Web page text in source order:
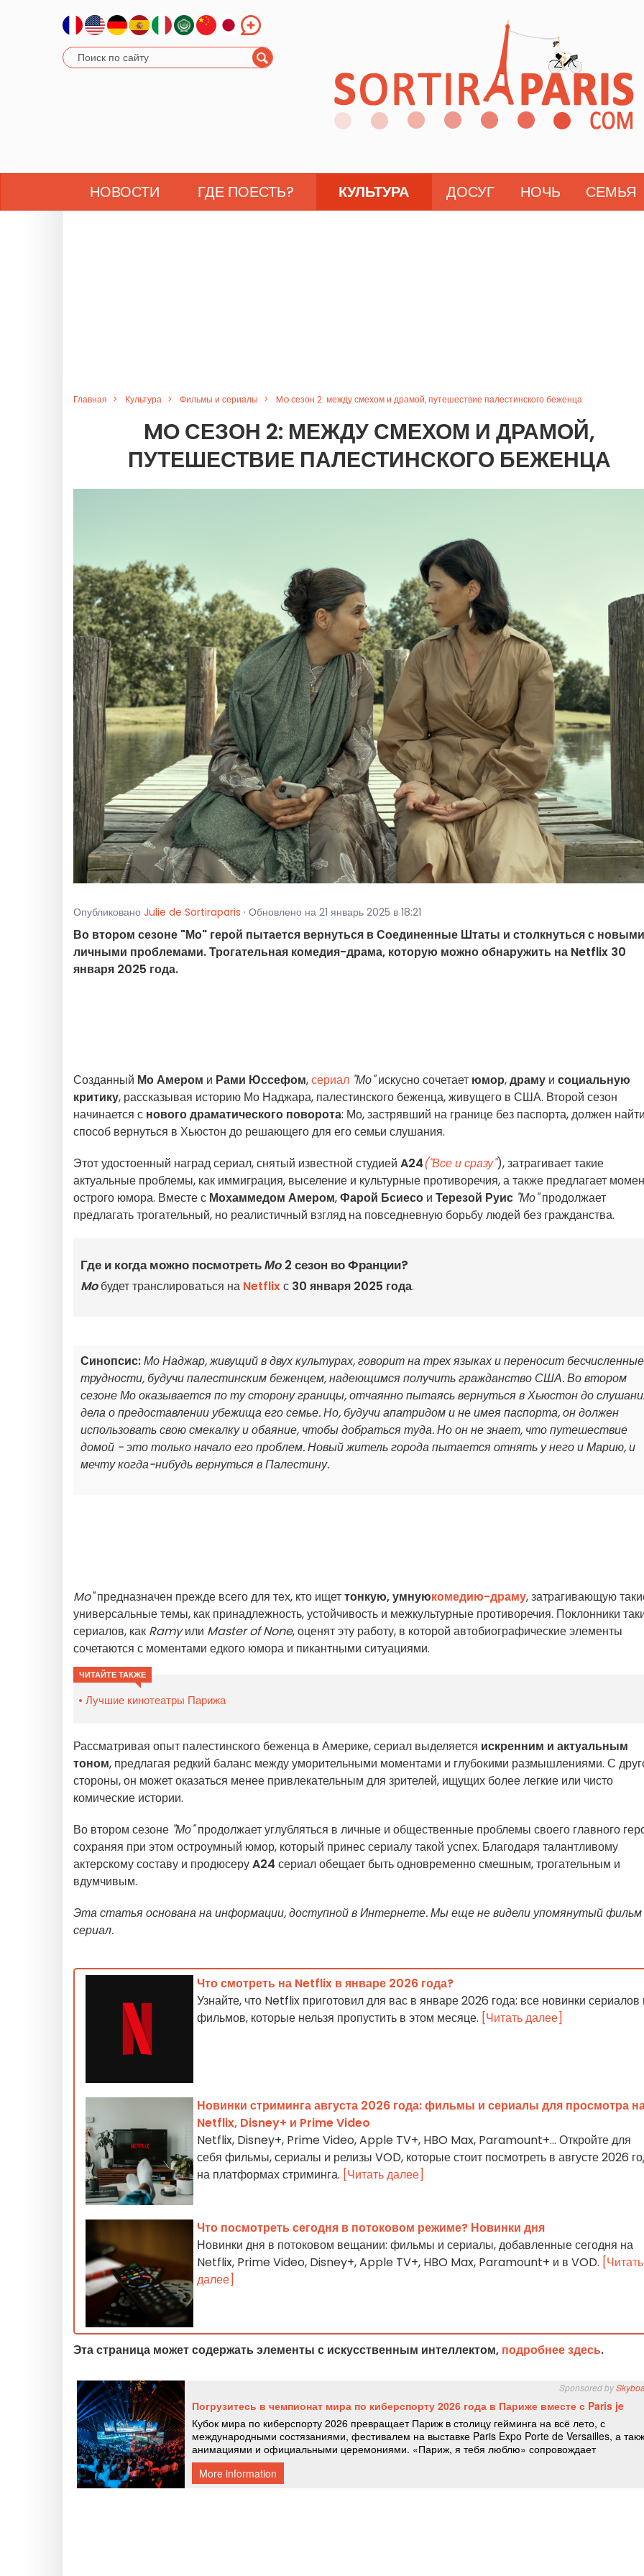
НОВОСТИ ГДЕ ПОЕСТЬ? КУЛЬТУРА ДОСУГ НОЧЬ СЕМЬЯ
Главная Культура Фильмы и сериалы Mo сезон 2: между смехом и драмой, путешествие палестинского беженца
MO СЕЗОН 2: МЕЖДУ СМЕХОМ И ДРАМОЙ,
ПУТЕШЕСТВИЕ ПАЛЕСТИНСКОГО БЕЖЕНЦА
Опубликовано Julie de Sortiraparis · Обновлено на 21 январь 2025 в 18:21
Во втором сезоне "Мо" герой пытается вернуться в Соединенные Штаты и столкнуться с новыми
личными проблемами. Трогательная комедия-драма, которую можно обнаружить на Netflix 30
января 2025 года.
Созданный Мо Амером и Рами Юссефом,сериал "Мо"искусно сочетает юмор,драму и социальную
критику, рассказывая историю Мо Наджара, палестинского беженца, живущего в США. Второй сезон
начинается с нового драматического поворота: Мо, застрявший на границе без паспорта, должен
способ вернуться в Хьюстон до решающего для его семьи слушания.
Этот удостоенный наград сериал, снятый известной студией A24("Все и сразу"), затрагивает такие
актуальные проблемы, как иммиграция, выселение и культурные противоречия, а также предлагает
острого юмора. Вместе с Мохаммедом Амером,Фарой Бсиесо и Терезой Руис "Мо"продолжает
предлагать трогательный, но реалистичный взгляд на повседневную борьбу людей без гражданства.
Где и когда можно посмотретьМо 2 сезон во Франции?
Moбудет транслироваться на Netflixс 30 января 2025 года.
Синопсис:Мо Наджар, живущий в двух культурах, говорит на трех языках и переносит бесчисленные
трудности, будучи палестинским беженцем, надеющимся получить гражданство США. Во втором
сезоне Мо оказывается по ту сторону границы, отчаянно пытаясь вернуться в Хьюстон до
дела о предоставлении убежища его семье. Но, будучи апатридом и не имея паспорта, он должен
использовать свою смекалку и обаяние, чтобы добраться туда. Но он не знает, что путешествие
домой - это только начало его проблем. Новый житель города пытается отнять у него и Марию, и
мечту когда-нибудь вернуться в Палестину.
Mo"предназначен прежде всего для тех, кто ищеттонкую, умнуюкомедию-драму, затрагивающую
универсальные темы, как принадлежность, устойчивость и межкультурные противоречия. Поклонники
сериалов, как Ramyили Master of None, оценят эту работу, в которой автобиографические элементы
сочетаются с моментами едкого юмора и пикантными ситуациями.
ЧИТАЙТЕ ТАКЖЕ
Лучшие кинотеатры Парижа
Рассматривая опыт палестинского беженца в Америке, сериал выделяется искренним и актуальным
тоном, предлагая редкий баланс между уморительными моментами и глубокими размышлениями. С
стороны, он может оказаться менее привлекательным для зрителей, ищущих более легкие или чисто
комические истории.
Во втором сезоне "Мо"продолжает углубляться в личные и общественные проблемы своего главного
сохраняя при этом остроумный юмор, который принес сериалу такой успех. Благодаря талантливому
актерскому составу и продюсеруA24 сериал обещает быть одновременно смешным, трогательным и
вдумчивым.
Эта статья основана на информации, доступной в Интернете. Мы еще не видели упомянутый фильм
сериал.
Что смотреть на Netflix в январе 2026 года?
Узнайте, что Netflix приготовил для вас в январе 2026 года: все новинки сериалов
фильмов, которые нельзя пропустить в этом месяце. [Читать далее]
Новинки стриминга августа 2026 года: фильмы и сериалы для просмотра
Netflix, Disney+ и Prime Video
Netflix, Disney+, Prime Video, Apple TV+, HBO Max, Paramount+… Откройте для
себя фильмы, сериалы и релизы VOD, которые стоит посмотреть в августе 2026
на платформах стриминга. [Читать далее]
Что посмотреть сегодня в потоковом режиме? Новинки дня
Новинки дня в потоковом вещании: фильмы и сериалы, добавленные сегодня на
Netflix, Prime Video, Disney+, Apple TV+, HBO Max, Paramount+ и в VOD. [Читать
далее]
Эта страница может содержать элементы с искусственным интеллектом, подробнее здесь.